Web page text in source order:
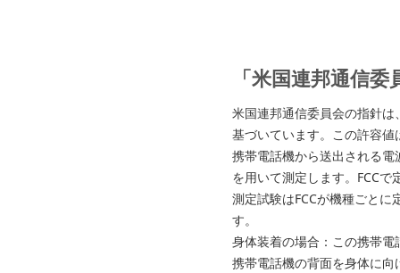
「米国連邦通信
米国連邦通信委員会の指針
基づいています。この許容
携帯電話機から送出される
を用いて測定します。FCC
測定試験はFCCが機種ごと
す。
身体装着の場合：この携帯
携帯電話機の背面を身体に